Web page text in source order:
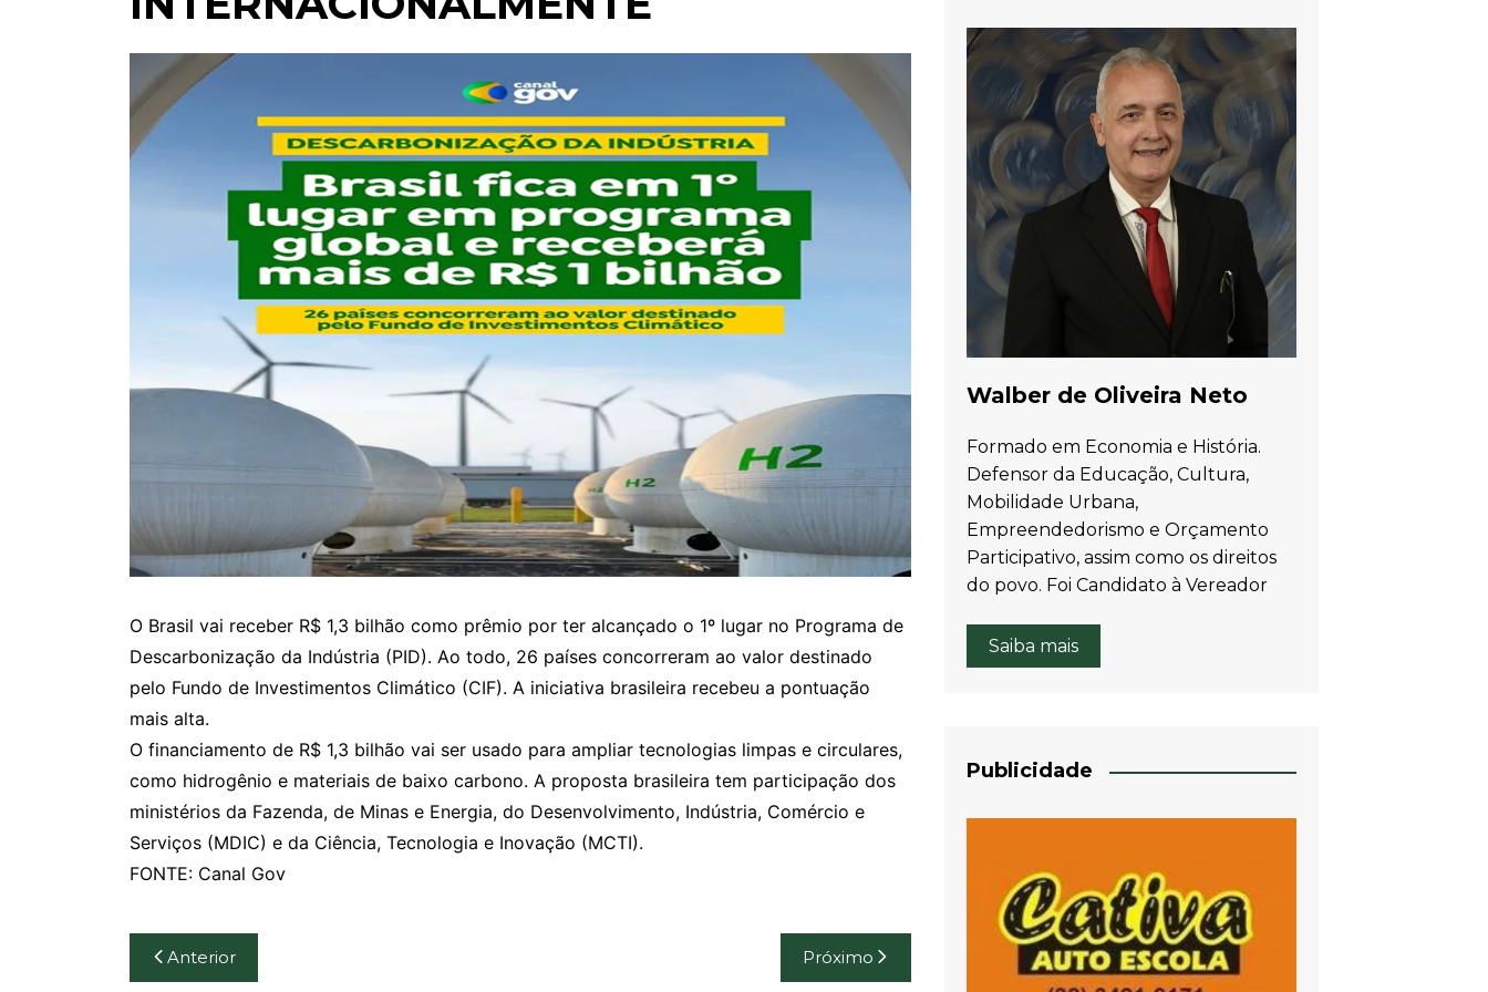
O Brasil vai receber R$ 1,3 bilhão como prêmio por ter alcançado o 1º lugar no Programa de
Descarbonização da Indústria (PID). Ao todo, 26 países concorreram ao valor destinado
pelo Fundo de Investimentos Climático (CIF). A iniciativa brasileira recebeu a pontuação
mais alta.
O financiamento de R$ 1,3 bilhão vai ser usado para ampliar tecnologias limpas e circulares,
como hidrogênio e materiais de baixo carbono. A proposta brasileira tem participação dos
ministérios da Fazenda, de Minas e Energia, do Desenvolvimento, Indústria, Comércio e
Serviços (MDIC) e da Ciência, Tecnologia e Inovação (MCTI).
FONTE: Canal Gov
Navegação
Anterior Próximo
Walber de Oliveira Neto
Formado em Economia e História.
Defensor da Educação, Cultura,
Mobilidade Urbana,
Empreendedorismo e Orçamento
Participativo, assim como os direitos
do povo. Foi Candidato à Vereador
Saiba mais
Publicidade